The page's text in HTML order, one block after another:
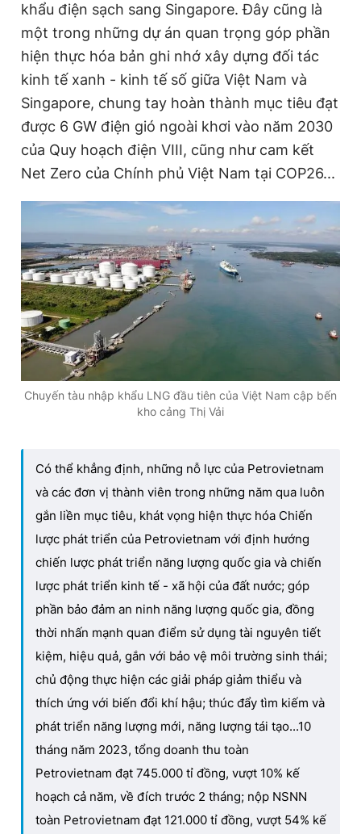
khẩu điện sạch sang Singapore. Đây cũng là
một trong những dự án quan trọng góp phần
hiện thực hóa bản ghi nhớ xây dựng đối tác
kinh tế xanh - kinh tế số giữa Việt Nam và
Singapore, chung tay hoàn thành mục tiêu đạt
được 6 GW điện gió ngoài khơi vào năm 2030
của Quy hoạch điện VIII, cũng như cam kết
Net Zero của Chính phủ Việt Nam tại COP26...
Chuyến tàu nhập khẩu LNG đầu tiên của Việt Nam cập bến
kho cảng Thị Vải
Có thể khẳng định, những nỗ lực của Petrovietnam
và các đơn vị thành viên trong những năm qua luôn
gắn liền mục tiêu, khát vọng hiện thực hóa Chiến
lược phát triển của Petrovietnam với định hướng
chiến lược phát triển năng lượng quốc gia và chiến
lược phát triển kinh tế - xã hội của đất nước; góp
phần bảo đảm an ninh năng lượng quốc gia, đồng
thời nhấn mạnh quan điểm sử dụng tài nguyên tiết
kiệm, hiệu quả, gắn với bảo vệ môi trường sinh thái;
chủ động thực hiện các giải pháp giảm thiểu và
thích ứng với biến đổi khí hậu; thúc đẩy tìm kiếm và
phát triển năng lượng mới, năng lượng tái tạo...10
tháng năm 2023, tổng doanh thu toàn
Petrovietnam đạt 745.000 tỉ đồng, vượt 10% kế
hoạch cả năm, về đích trước 2 tháng; nộp NSNN
toàn Petrovietnam đạt 121.000 tỉ đồng, vượt 54% kế